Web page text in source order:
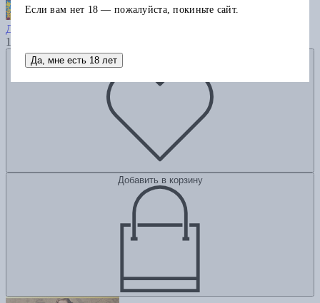
Душа Лахора
Дивакаруни Ч.Б.
1055
Добавить в избранное
Добавить в корзину
Если вам нет 18 — пожалуйста, покиньте сайт.
Да, мне есть 18 лет